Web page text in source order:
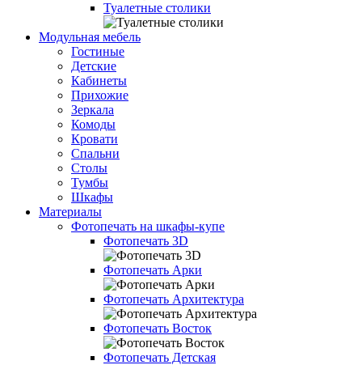
Туалетные столики
Модульная мебель
Гостиные
Детские
Кабинеты
Прихожие
Зеркала
Комоды
Кровати
Спальни
Столы
Тумбы
Шкафы
Материалы
Фотопечать на шкафы-купе
Фотопечать 3D
Фотопечать Арки
Фотопечать Архитектура
Фотопечать Восток
Фотопечать Детская